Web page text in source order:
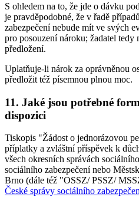
S ohledem na to, že jde o dávku
je pravděpodobné, že v řadě
zabezpečení nebude mít ve svých
pro posouzení nároku; žadatel
předložení.
Uplatňuje-li nárok za oprávněnou
předložit též písemnou plnou moc.
11. Jaké jsou potřebné
dispozici
Tiskopis "Žádost o jednorázovou
příplatky a zvláštní příspěvek k
všech okresních správách
sociálního zabezpečení nebo
Brno (dále též "OSSZ/ PSSZ/
České správy sociálního